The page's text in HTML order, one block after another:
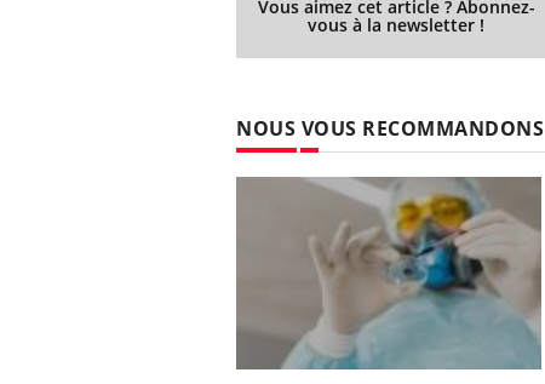
Vous aimez cet article ? Abonnez-
vous à la newsletter !
NOUS VOUS RECOMMANDONS